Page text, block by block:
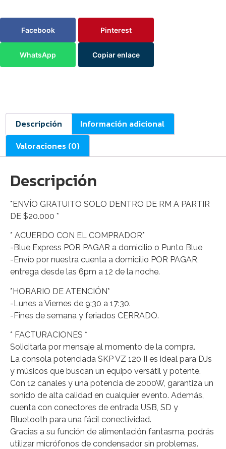
Facebook Pinterest
WhatsApp Copiar enlace
Descripción
Información adicional
Valoraciones (0)
Descripción
*ENVÍO GRATUITO SOLO DENTRO DE RM A PARTIR
DE $20.000 *
* ACUERDO CON EL COMPRADOR*
-Blue Express POR PAGAR a domicilio o Punto Blue
-Envío por nuestra cuenta a domicilio POR PAGAR,
entrega desde las 6pm a 12 de la noche.
*HORARIO DE ATENCIÓN*
-Lunes a Viernes de 9:30 a 17:30.
-Fines de semana y feriados CERRADO.
* FACTURACIONES *
Solicitarla por mensaje al momento de la compra.
La consola potenciada SKP VZ 120 II es ideal para DJs
y músicos que buscan un equipo versátil y potente.
Con 12 canales y una potencia de 2000W, garantiza un
sonido de alta calidad en cualquier evento. Además,
cuenta con conectores de entrada USB, SD y
Bluetooth para una fácil conectividad.
Gracias a su función de alimentación fantasma, podrás
utilizar micrófonos de condensador sin problemas.